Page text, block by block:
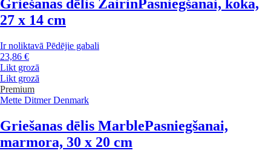
Griešanas dēlis ZairinPasniegšanai, koka,
27 x 14 cm
Ir noliktavā Pēdējie gabali
23,86 €
Likt grozā
Likt grozā
Premium
Mette Ditmer Denmark
Griešanas dēlis MarblePasniegšanai,
marmora, 30 x 20 cm